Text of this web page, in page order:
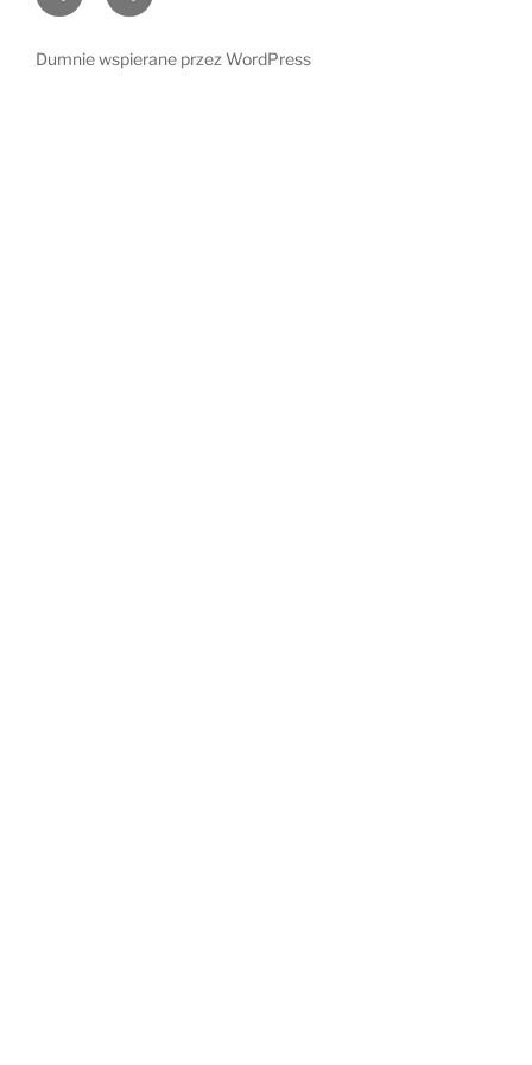
i
radości
Dumnie wspierane przez WordPress